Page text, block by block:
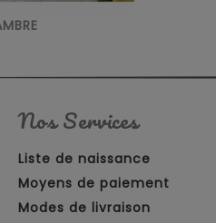
Nos Services
Liste de naissance
Moyens de paiement
Modes de livraison